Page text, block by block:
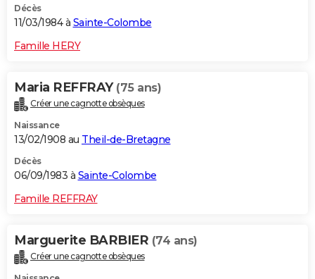
Décès
11/03/1984 à Sainte-Colombe
Famille HERY
Maria REFFRAY (75 ans)
Créer une cagnotte obsèques
Naissance
13/02/1908 au Theil-de-Bretagne
Décès
06/09/1983 à Sainte-Colombe
Famille REFFRAY
Marguerite BARBIER (74 ans)
Créer une cagnotte obsèques